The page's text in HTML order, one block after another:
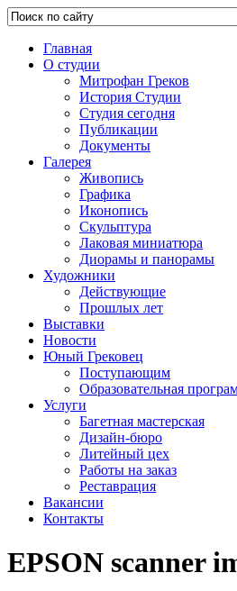
Главная
О студии
Митрофан Греков
История Студии
Студия сегодня
Публикации
Документы
Галерея
Живопись
Графика
Иконопись
Скульптура
Лаковая миниатюра
Диорамы и панорамы
Художники
Действующие
Прошлых лет
Выставки
Новости
Юный Грековец
Поступающим
Образовательная
Услуги
Багетная мастерская
Дизайн-бюро
Литейный цех
Работы на заказ
Реставрация
Вакансии
Контакты
EPSON scanner